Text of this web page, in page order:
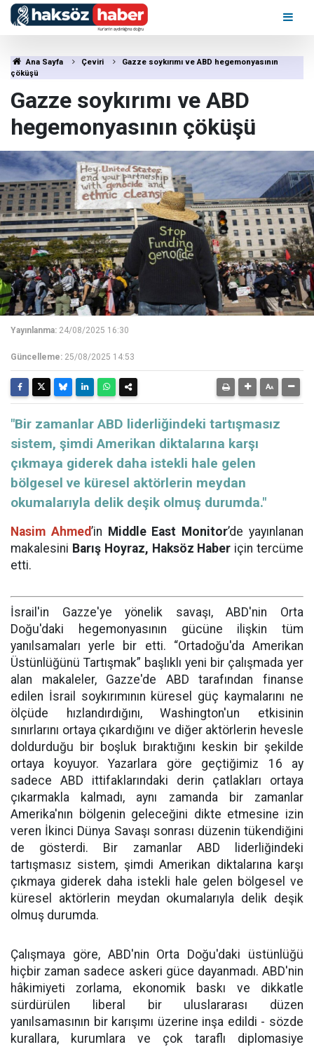
Ana Sayfa Çeviri
Gazze soykırımı ve ABD hegemonyasının
çöküşü
Gazze soykırımı ve ABD
hegemonyasının çöküşü
Yayınlanma: 24/08/2025 16:30
Güncelleme: 25/08/2025 14:53
"Bir zamanlar ABD liderliğindeki tartışmasız
sistem, şimdi Amerikan diktalarına karşı
çıkmaya giderek daha istekli hale gelen
bölgesel ve küresel aktörlerin meydan
okumalarıyla delik deşik olmuş durumda."
Nasim Ahmed’in Middle East Monitor’de yayınlanan
makalesini Barış Hoyraz, Haksöz Haber için tercüme
etti.
İsrail'in Gazze'ye yönelik savaşı, ABD'nin Orta
Doğu'daki hegemonyasının gücüne ilişkin tüm
yanılsamaları yerle bir etti. “Ortadoğu'da Amerikan
Üstünlüğünü Tartışmak” başlıklı yeni bir çalışmada yer
alan makaleler, Gazze'de ABD tarafından finanse
edilen İsrail soykırımının küresel güç kaymalarını ne
ölçüde hızlandırdığını, Washington'un etkisinin
sınırlarını ortaya çıkardığını ve diğer aktörlerin hevesle
doldurduğu bir boşluk bıraktığını keskin bir şekilde
ortaya koyuyor. Yazarlara göre geçtiğimiz 16 ay
sadece ABD ittifaklarındaki derin çatlakları ortaya
çıkarmakla kalmadı, aynı zamanda bir zamanlar
Amerika'nın bölgenin geleceğini dikte etmesine izin
veren İkinci Dünya Savaşı sonrası düzenin tükendiğini
de gösterdi. Bir zamanlar ABD liderliğindeki
tartışmasız sistem, şimdi Amerikan diktalarına karşı
çıkmaya giderek daha istekli hale gelen bölgesel ve
küresel aktörlerin meydan okumalarıyla delik deşik
olmuş durumda.
Çalışmaya göre, ABD'nin Orta Doğu'daki üstünlüğü
hiçbir zaman sadece askeri güce dayanmadı. ABD'nin
hâkimiyeti zorlama, ekonomik baskı ve dikkatle
sürdürülen liberal bir uluslararası düzen
yanılsamasının bir karışımı üzerine inşa edildi - sözde
kurallara, kurumlara ve çok taraflı diplomasiye